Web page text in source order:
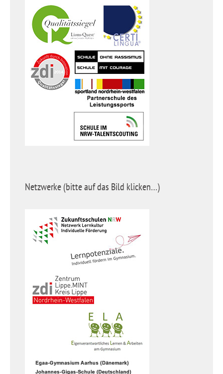
Netzwerke (bitte auf das Bild klicken…)